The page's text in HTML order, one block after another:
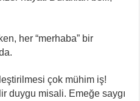
her “merhaba” bir
çok mühim iş!
duygu misali. Emeğe saygı